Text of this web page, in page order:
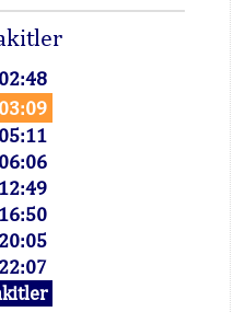
02:48
03:09
05:11
06:06
12:49
16:50
20:05
22:07